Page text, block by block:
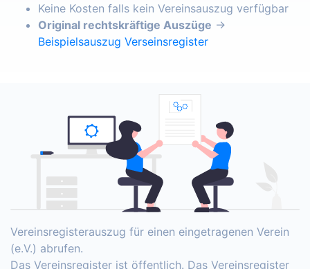
Keine Kosten falls kein Vereinsauszug verfügbar
Original rechtskräftige Auszüge →
Beispielsauszug Verseinsregister
Vereinsregisterauszug für einen eingetragenen Verein
(e.V.) abrufen.
Das Vereinsregister ist öffentlich. Das Vereinsregister